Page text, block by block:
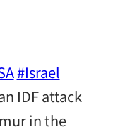
#Israel
IDF attack
in the